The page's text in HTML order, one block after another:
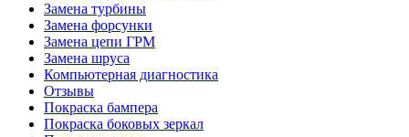
Замена турбины
Замена форсунки
Замена цепи ГРМ
Замена шруса
Компьютерная диагностика
Отзывы
Покраска бампера
Покраска боковых зеркал